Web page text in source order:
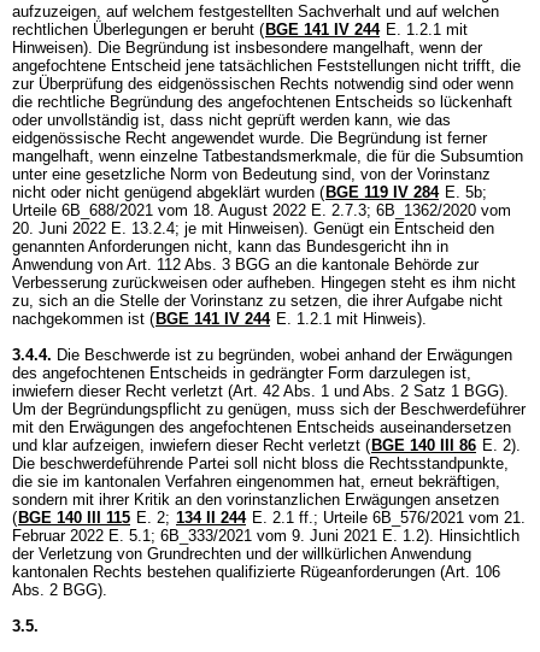
aufzuzeigen, auf welchem festgestellten Sachverhalt und auf welchen
rechtlichen Überlegungen er beruht ( BGE 141 IV 244 E. 1.2.1 mit
Hinweisen). Die Begründung ist insbesondere mangelhaft, wenn der
angefochtene Entscheid jene tatsächlichen Feststellungen nicht trifft, die
zur Überprüfung des eidgenössischen Rechts notwendig sind oder wenn
die rechtliche Begründung des angefochtenen Entscheids so lückenhaft
oder unvollständig ist, dass nicht geprüft werden kann, wie das
eidgenössische Recht angewendet wurde. Die Begründung ist ferner
mangelhaft, wenn einzelne Tatbestandsmerkmale, die für die Subsumtion
unter eine gesetzliche Norm von Bedeutung sind, von der Vorinstanz
nicht oder nicht genügend abgeklärt wurden ( BGE 119 IV 284 E. 5b;
Urteile 6B_688/2021 vom 18. August 2022 E. 2.7.3; 6B_1362/2020 vom
20. Juni 2022 E. 13.2.4; je mit Hinweisen). Genügt ein Entscheid den
genannten Anforderungen nicht, kann das Bundesgericht ihn in
Anwendung von Art. 112 Abs. 3 BGG an die kantonale Behörde zur
Verbesserung zurückweisen oder aufheben. Hingegen steht es ihm nicht
zu, sich an die Stelle der Vorinstanz zu setzen, die ihrer Aufgabe nicht
nachgekommen ist ( BGE 141 IV 244 E. 1.2.1 mit Hinweis).
3.4.4. Die Beschwerde ist zu begründen, wobei anhand der Erwägungen
des angefochtenen Entscheids in gedrängter Form darzulegen ist,
inwiefern dieser Recht verletzt (Art. 42 Abs. 1 und Abs. 2 Satz 1 BGG).
Um der Begründungspflicht zu genügen, muss sich der Beschwerdeführer
mit den Erwägungen des angefochtenen Entscheids auseinandersetzen
und klar aufzeigen, inwiefern dieser Recht verletzt ( BGE 140 III 86 E. 2).
Die beschwerdeführende Partei soll nicht bloss die Rechtsstandpunkte,
die sie im kantonalen Verfahren eingenommen hat, erneut bekräftigen,
sondern mit ihrer Kritik an den vorinstanzlichen Erwägungen ansetzen
( BGE 140 III 115 E. 2; 134 II 244 E. 2.1 ff.; Urteile 6B_576/2021 vom 21.
Februar 2022 E. 5.1; 6B_333/2021 vom 9. Juni 2021 E. 1.2). Hinsichtlich
der Verletzung von Grundrechten und der willkürlichen Anwendung
kantonalen Rechts bestehen qualifizierte Rügeanforderungen (Art. 106
Abs. 2 BGG).
3.5.